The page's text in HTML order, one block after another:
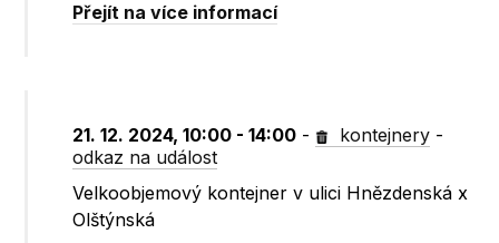
Přejít na více informací
21. 12. 2024, 10:00 - 14:00 - kontejnery -
odkaz na událost
Velkoobjemový kontejner v ulici Hnězdenská x
Olštýnská